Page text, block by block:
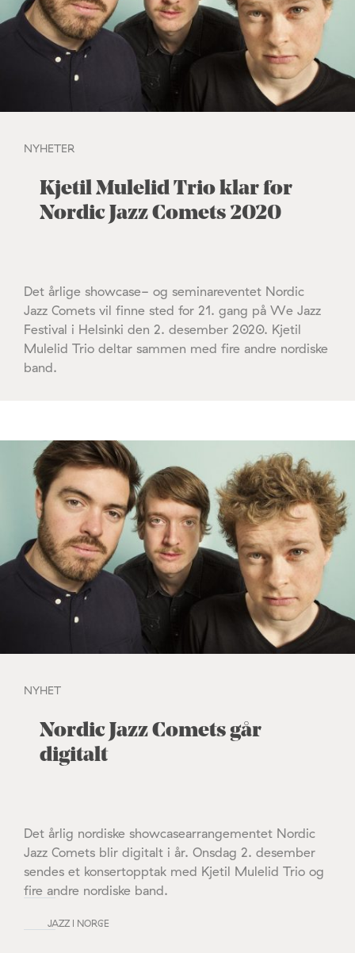
NYHETER
Kjetil Mulelid Trio klar for
Nordic Jazz Comets 2020
Det årlige showcase- og seminareventet Nordic
Jazz Comets vil finne sted for 21. gang på We Jazz
Festival i Helsinki den 2. desember 2020. Kjetil
Mulelid Trio deltar sammen med fire andre nordiske
band.
NYHET
Nordic Jazz Comets går
digitalt
Det årlig nordiske showcasearrangementet Nordic
Jazz Comets blir digitalt i år. Onsdag 2. desember
sendes et konsertopptak med Kjetil Mulelid Trio og
fire andre nordiske band.
JAZZ I NORGE